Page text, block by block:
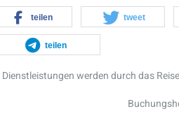
teilen tweet
teilen
werden durch das